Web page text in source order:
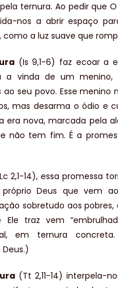
ternura. Ao pedir que
nos a abrir espaço
a luz suave que
(Is 9,1-6) faz ecoar a
a vinda de um menino,
seu povo. Esse menino
mas desarma o ódio e
era nova, marcada pela
não tem fim. É a
2,1-14), essa promessa
Deus que vem
sobretudo aos pobres,
Ele traz vem
em ternura
(Tt 2,11-14) interpela-